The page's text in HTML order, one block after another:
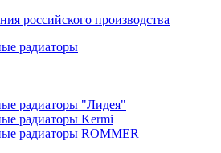
российского производства
радиаторы
радиаторы "Лидея"
радиаторы Kermi
радиаторы ROMMER